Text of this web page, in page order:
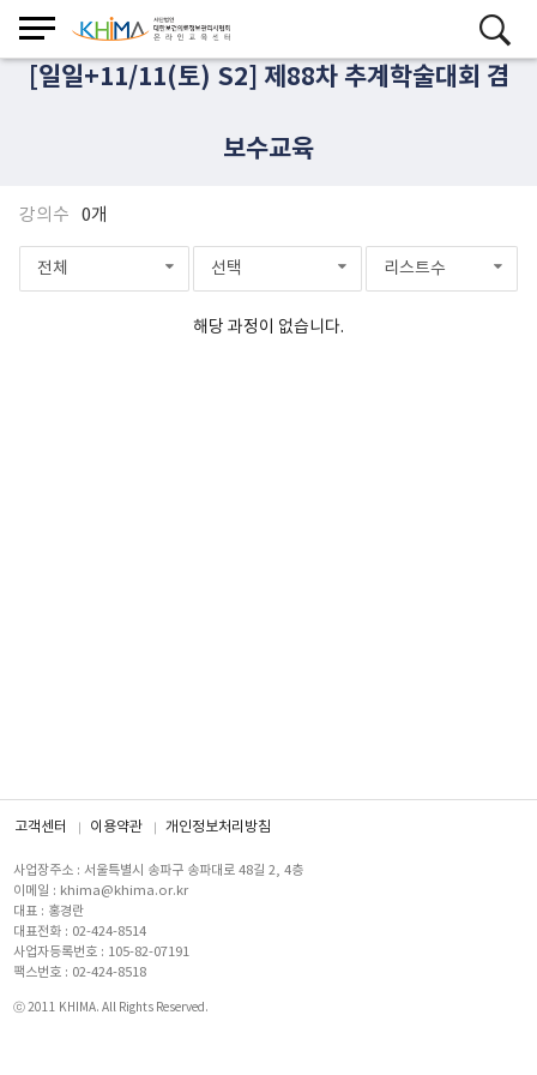
[일일+11/11(토) S2] 제88차 추계학술대회 겸
보수교육
강의수 0개
전체 선택 리스트수
해당 과정이 없습니다.
고객센터 이용약관 개인정보처리방침
사업장주소 : 서울특별시 송파구 송파대로 48길 2, 4층
이메일 : khima@khima.or.kr
대표 : 홍경란
대표전화 : 02-424-8514
사업자등록번호 : 105-82-07191
팩스번호 : 02-424-8518
ⓒ 2011 KHIMA. All Rights Reserved.